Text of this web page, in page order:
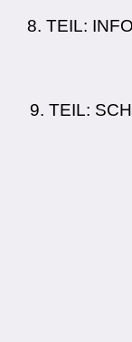
8. TEIL:
9. TEIL: